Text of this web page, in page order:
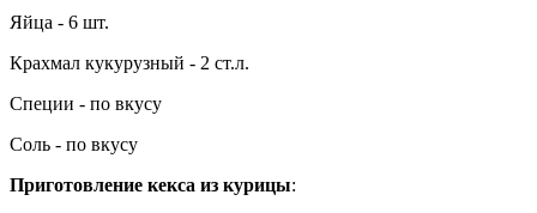
Яйца - 6 шт.
Крахмал кукурузный - 2 ст.л.
Специи - по вкусу
Соль - по вкусу
Приготовление кекса из курицы: